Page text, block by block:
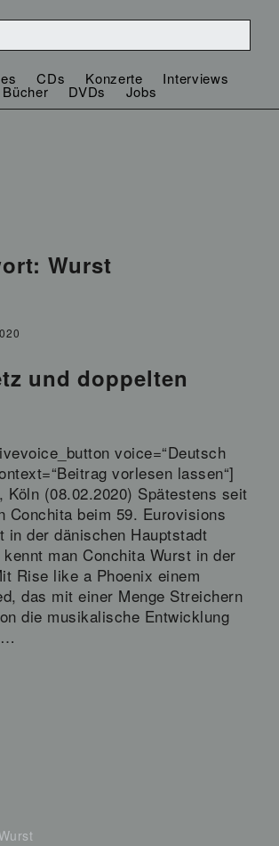
CDs Konzerte Interviews
Bücher DVDs Jobs
Wurst
und doppelten
voice=“Deutsch
vorlesen lassen“]
Köln (08.02.2020) Spätestens seit
Conchita beim 59. Eurovisions
in der dänischen Hauptstadt
kennt man Conchita Wurst in der
Rise like a Phoenix einem
das mit einer Menge Streichern
die musikalische Entwicklung
…